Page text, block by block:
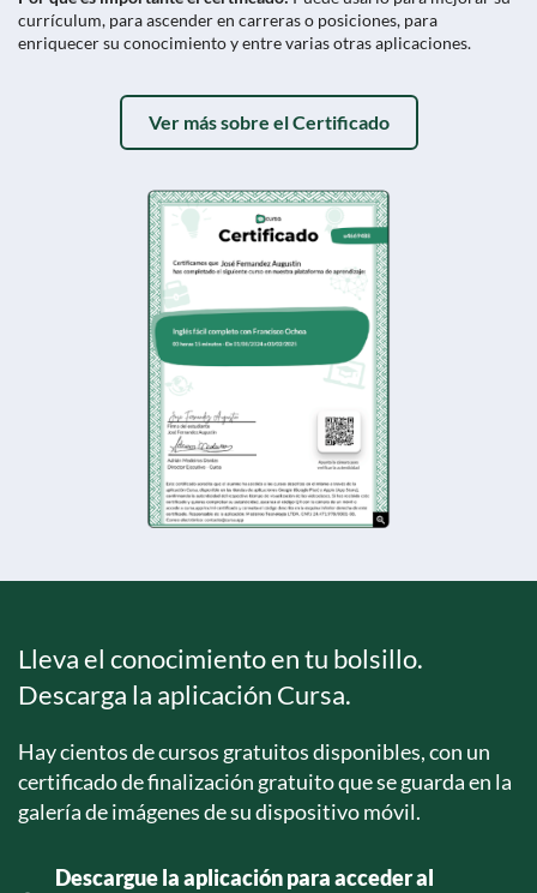
currículum, para ascender en carreras o posiciones, para
enriquecer su conocimiento y entre varias otras aplicaciones.
Ver más sobre el Certificado
Lleva el conocimiento en tu bolsillo.
Descarga la aplicación Cursa.
Hay cientos de cursos gratuitos disponibles, con un
certificado de finalización gratuito que se guarda en la
galería de imágenes de su dispositivo móvil.
Descargue la aplicación para acceder al